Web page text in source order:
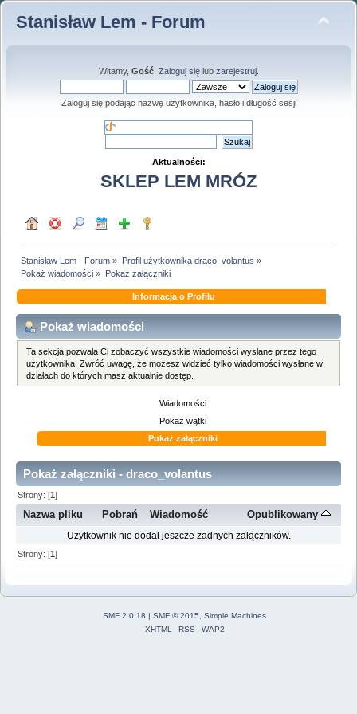
Stanisław Lem - Forum
Witamy, Gość. Zaloguj sięlub zarejestruj.
Zaloguj się podając nazwę użytkownika, hasło i długość sesji
Aktualności:
SKLEP LEM MRÓZ
Stanisław Lem - Forum » Profil użytkownika draco_volantus »
Pokaż wiadomości » Pokaż załączniki
Informacja o Profilu
Pokaż wiadomości
Ta sekcja pozwala Ci zobaczyć wszystkie wiadomości wysłane przez tego
użytkownika. Zwróć uwagę, że możesz widzieć tylko wiadomości wysłane w
działach do których masz aktualnie dostęp.
Wiadomości
Pokaż wątki
Pokaż załączniki
Pokaż załączniki - draco_volantus
Strony: [1]
Nazwa pliku Pobrań Wiadomość Opublikowany
Użytkownik nie dodał jeszcze żadnych załączników.
Strony: [1]
SMF 2.0.18 | SMF © 2015
Simple Machines
XHTML
RSS WAP2